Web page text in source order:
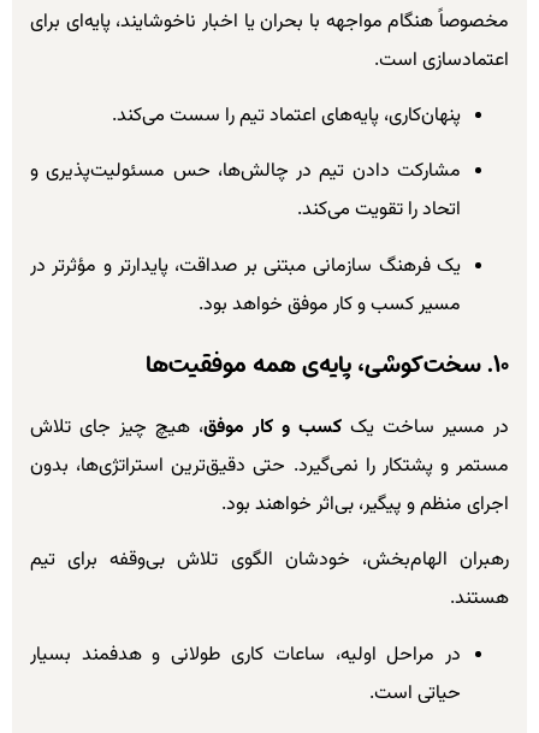
مخصوصاً هنگام مواجهه با بحران یا اخبار ناخوشایند، پایه‌ای برای
اعتمادسازی است.
پنهان‌کاری، پایه‌های اعتماد تیم را سست می‌کند.
مشارکت دادن تیم در چالش‌ها، حس مسئولیت‌پذیری و
اتحاد را تقویت می‌کند.
یک فرهنگ سازمانی مبتنی بر صداقت، پایدارتر و مؤثرتر در
مسیر کسب و کار موفق خواهد بود.
۱۰. سخت‌کوشی، پایه‌ی همه موفقیت‌ها
در مسیر ساخت یک کسب و کار موفق، هیچ چیز جای تلاش
مستمر و پشتکار را نمی‌گیرد. حتی دقیق‌ترین استراتژی‌ها، بدون
اجرای منظم و پیگیر، بی‌اثر خواهند بود.
رهبران الهام‌بخش، خودشان الگوی تلاش بی‌وقفه برای تیم
هستند.
در مراحل اولیه، ساعات کاری طولانی و هدفمند بسیار
حیاتی است.